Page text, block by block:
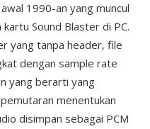
1990-an yang muncul
Sound Blaster di PC.
yang tanpa header, file
dengan sample rate
yang berarti yang
menentukan
disimpan sebagai PCM